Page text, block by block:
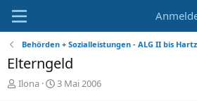
Behörden + Sozialleistungen - ALG II bis
Elterngeld
E
Ilona
E
3 Mai 2006